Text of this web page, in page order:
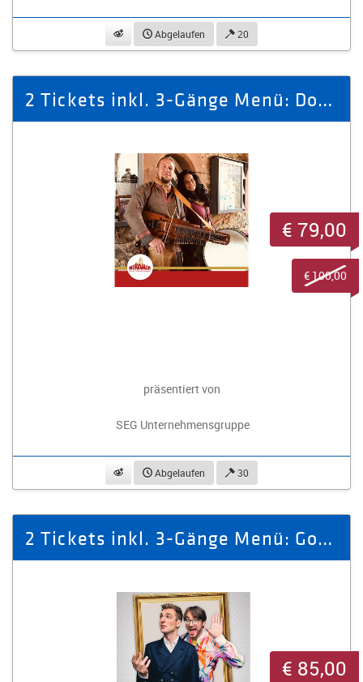
beobachtenAbgelaufen 20
2 Tickets inkl. 3-Gänge Menü: Donner & Doria - Ritteressen im Miramar
präsentiert von
SEG Unternehmensgruppe
beobachtenAbgelaufen 30
€ 79,00
€ 100,00
2 Tickets inkl. 3-Gänge Menü: Goethe Zeiten, schlechte Zeiten
€ 85,00